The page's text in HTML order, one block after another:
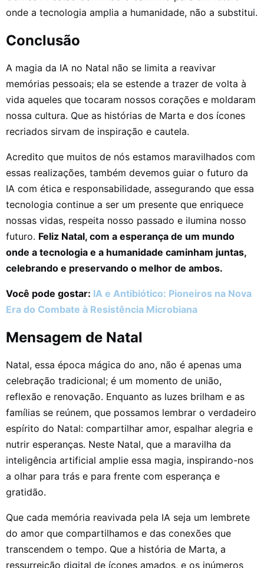
onde a tecnologia amplia a humanidade, não a substitui.
Conclusão
A magia da IA no Natal não se limita a reavivar
memórias pessoais; ela se estende a trazer de volta à
vida aqueles que tocaram nossos corações e moldaram
nossa cultura. Que as histórias de Marta e dos ícones
recriados sirvam de inspiração e cautela.
Acredito que muitos de nós estamos maravilhados com
essas realizações, também devemos guiar o futuro da
IA com ética e responsabilidade, assegurando que essa
tecnologia continue a ser um presente que enriquece
nossas vidas, respeita nosso passado e ilumina nosso
futuro. Feliz Natal, com a esperança de um mundo
onde a tecnologia e a humanidade caminham juntas,
celebrando e preservando o melhor de ambos.
Você pode gostar: IA e Antibiótico: Pioneiros na Nova
Era do Combate à Resistência Microbiana
Mensagem de Natal
Natal, essa época mágica do ano, não é apenas uma
celebração tradicional; é um momento de união,
reflexão e renovação. Enquanto as luzes brilham e as
famílias se reúnem, que possamos lembrar o verdadeiro
espírito do Natal: compartilhar amor, espalhar alegria e
nutrir esperanças. Neste Natal, que a maravilha da
inteligência artificial amplie essa magia, inspirando-nos
a olhar para trás e para frente com esperança e
gratidão.
Que cada memória reavivada pela IA seja um lembrete
do amor que compartilhamos e das conexões que
transcendem o tempo. Que a história de Marta, a
ressurreição digital de ícones amados, e os inúmeros